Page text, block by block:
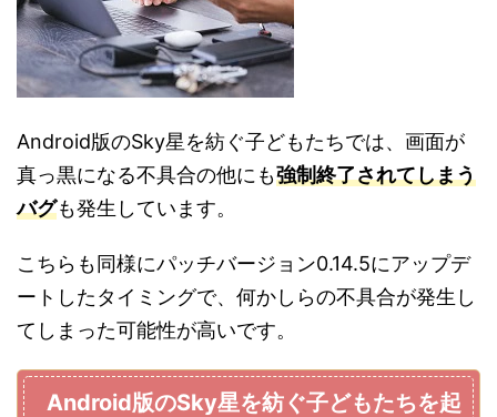
Android版のSky星を紡ぐ子どもたちでは、画面が
真っ黒になる不具合の他にも強制終了されてしまう
バグも発生しています。
こちらも同様にパッチバージョン0.14.5にアップデ
ートしたタイミングで、何かしらの不具合が発生し
てしまった可能性が高いです。
Android版のSky星を紡ぐ子どもたちを起